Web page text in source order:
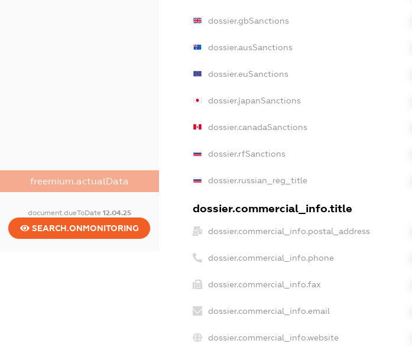
freemium.actualData
document.dueToDate 12.04.25
SEARCH.ONMONITORING
dossier.gbSanctions
dossier.ausSanctions
dossier.euSanctions
dossier.japanSanctions
dossier.canadaSanctions
dossier.rfSanctions
dossier.russian_reg_title
dossier.commercial_info.title
dossier.commercial_info.postal_address
dossier.commercial_info.phone
dossier.commercial_info.fax
dossier.commercial_info.email
dossier.commercial_info.website